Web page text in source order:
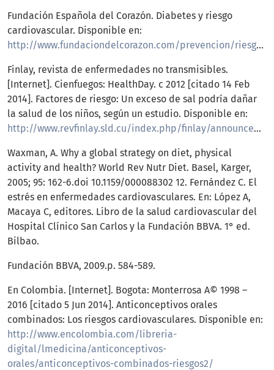
Fundación Española del Corazón. Diabetes y riesgo
cardiovascular. Disponible en:
http://www.fundaciondelcorazon.com/prevencion/riesgocardiovascular/diabetes.html
Finlay, revista de enfermedades no transmisibles.
[Internet]. Cienfuegos: HealthDay. c 2012 [citado 14 Feb
2014]. Factores de riesgo: Un exceso de sal podría dañar
la salud de los niños, según un estudio. Disponible en:
http://www.revfinlay.sld.cu/index.php/finlay/announcement/view/402
Waxman, A. Why a global strategy on diet, physical
activity and health? World Rev Nutr Diet. Basel, Karger,
2005; 95: 162-6.doi 10.1159/000088302 12. Fernández C. El
estrés en enfermedades cardiovasculares. En: López A,
Macaya C, editores. Libro de la salud cardiovascular del
Hospital Clínico San Carlos y la Fundación BBVA. 1° ed.
Bilbao.
Fundación BBVA, 2009.p. 584-589.
En Colombia. [Internet]. Bogota: Monterrosa A© 1998 –
2016 [citado 5 Jun 2014]. Anticonceptivos orales
combinados: Los riesgos cardiovasculares. Disponible en:
http://www.encolombia.com/libreria-
digital/lmedicina/anticonceptivos-
orales/anticonceptivos-combinados-riesgos2/